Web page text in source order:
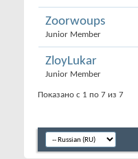
Zoorwoups
Junior Member
ZloyLukar
Junior Member
Показано с 1 по 7 из 7